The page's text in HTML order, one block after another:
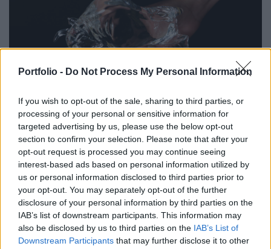
Portfolio - Do Not Process My Personal Information
If you wish to opt-out of the sale, sharing to third parties, or
processing of your personal or sensitive information for
targeted advertising by us, please use the below opt-out
section to confirm your selection. Please note that after your
opt-out request is processed you may continue seeing
interest-based ads based on personal information utilized by
us or personal information disclosed to third parties prior to
your opt-out. You may separately opt-out of the further
disclosure of your personal information by third parties on the
IAB’s list of downstream participants. This information may
also be disclosed by us to third parties on the IAB’s List of
Downstream Participants that may further disclose it to other
PORTFOLIO SIGNATURE
Itt a jelzés: a profik szerint ezt a magyar
részvényt kell most megvenni!
24 százalékos ugrás jöhet.